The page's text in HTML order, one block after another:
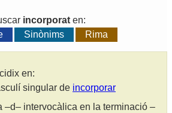
incorporaten:
Sinònims Rima
en:
singular de incorporar
–d– intervocàlica en la terminació –